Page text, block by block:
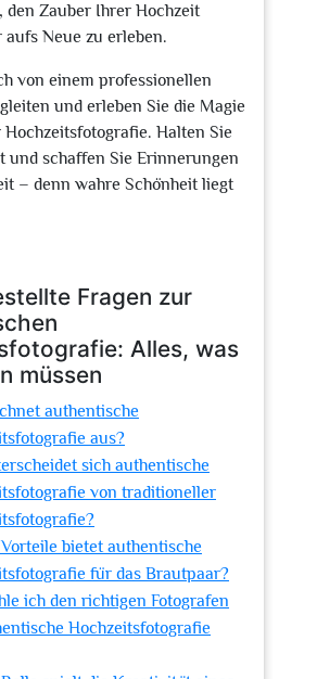
den Zauber Ihrer Hochzeit
Neue zu erleben.
von einem professionellen
und erleben Sie die Magie
Halten Sie
und schaffen Sie Erinnerungen
– denn wahre Schönheit liegt
Fragen zur
Alles, was
müssen
authentische
aus?
sich authentische
von traditioneller
bietet authentische
für das Brautpaar?
ich den richtigen Fotografen
Hochzeitsfotografie